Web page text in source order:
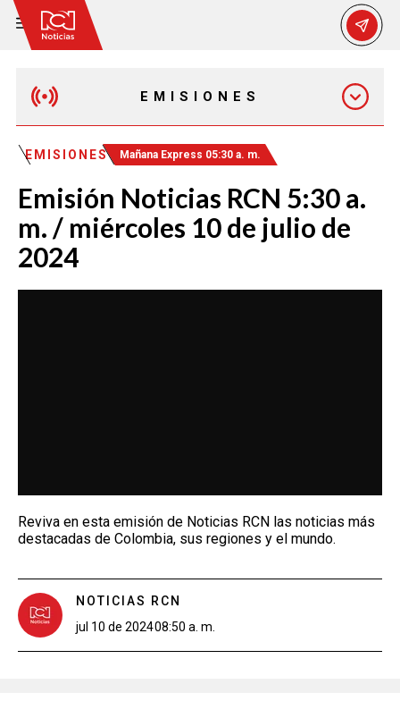
EMISIONES
EMISIÓN 12:30 PM
EMISIÓN 7:00 PM
EMISIONES Mañana Express 05:30 a. m.
Emisión Noticias RCN 5:30 a.
m. / miércoles 10 de julio de
2024
Reviva en esta emisión de Noticias RCN las noticias más
destacadas de Colombia, sus regiones y el mundo.
NOTICIAS RCN
jul 10 de 202408:50 a. m.